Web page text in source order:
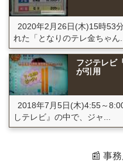
2020年2月26日(木)15時53
れた「となりのテレ金ちゃん...
フジテレビ
が引用
2018年7月5日(木)4:55～
しテレビ』の中で、ジャ...
📰 事